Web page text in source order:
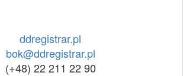
ddregistrar.pl
bok@ddregistrar.pl
(+48) 22 211 22 90